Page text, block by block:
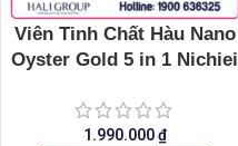
Viên Tinh Chất Hàu Nano
Oyster Gold 5 in 1 Nichiei
1.990.000₫